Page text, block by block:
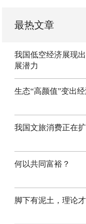
最热文章
我国低空经济展现
展潜力
生态“高颜值”变出
我国文旅消费正在
何以共同富裕？
脚下有泥土，理论